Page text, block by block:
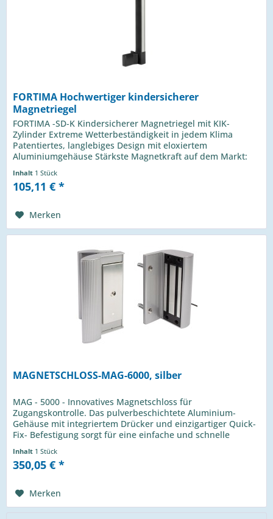
FORTIMA Hochwertiger kindersicherer
Magnetriegel
FORTIMA -SD-K Kindersicherer Magnetriegel mit KIK-
Zylinder Extreme Wetterbeständigkeit in jedem Klima
Patentiertes, langlebiges Design mit eloxiertem
Aluminiumgehäuse Stärkste Magnetkraft auf dem Markt:
Inhalt 1 Stück
105,11 € *
Merken
MAGNETSCHLOSS-MAG-6000, silber
MAG - 5000 - Innovatives Magnetschloss für
Zugangskontrolle. Das pulverbeschichtete Aluminium-
Gehäuse mit integriertem Drücker und einzigartiger Quick-
Fix- Befestigung sorgt für eine einfache und schnelle
Inhalt 1 Stück
350,05 € *
Merken